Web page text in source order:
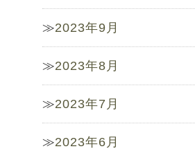
2023年9月
2023年8月
2023年7月
2023年6月